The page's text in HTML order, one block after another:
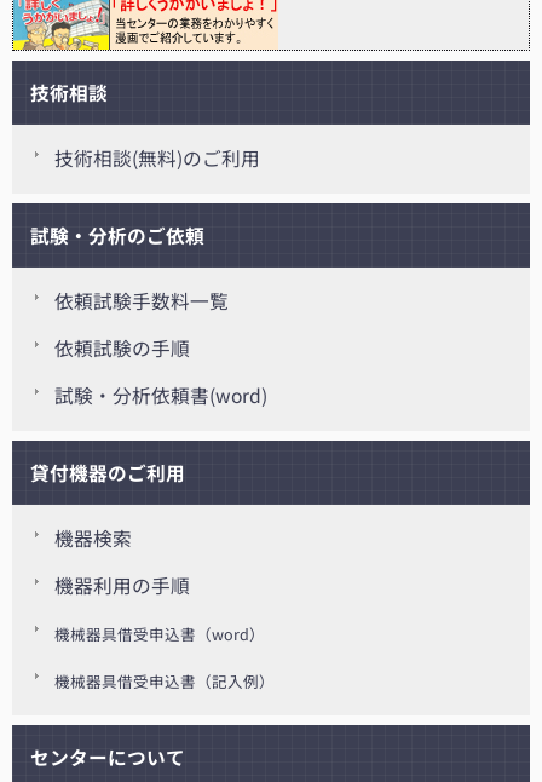
技術相談
技術相談(無料)のご利用
試験・分析のご依頼
依頼試験手数料一覧
依頼試験の手順
試験・分析依頼書(word)
貸付機器のご利用
機器検索
機器利用の手順
機械器具借受申込書（word）
機械器具借受申込書（記入例）
センターについて